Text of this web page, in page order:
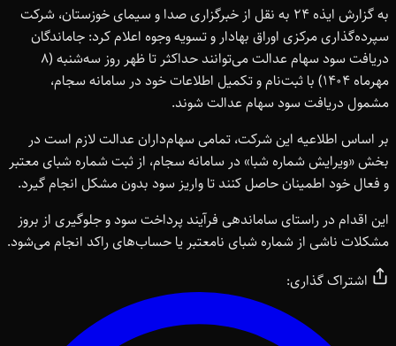
به گزارش ایذه ۲۴ به نقل از خبرگزاری صدا و سیمای خوزستان، شرکت
سپرده‌گذاری مرکزی اوراق بهادار و تسویه وجوه اعلام کرد: جاماندگان
دریافت سود سهام عدالت می‌توانند حداکثر تا ظهر روز سه‌شنبه (۸
مهرماه ۱۴۰۴) با ثبت‌نام و تکمیل اطلاعات خود در سامانه سجام،
مشمول دریافت سود سهام عدالت شوند.
بر اساس اطلاعیه این شرکت، تمامی سهام‌داران عدالت لازم است در
بخش «ویرایش شماره شبا» در سامانه سجام، از ثبت شماره شبای معتبر
و فعال خود اطمینان حاصل کنند تا واریز سود بدون مشکل انجام گیرد.
این اقدام در راستای ساماندهی فرآیند پرداخت سود و جلوگیری از بروز
مشکلات ناشی از شماره شبای نامعتبر یا حساب‌های راکد انجام می‌شود.
اشتراک گذاری: